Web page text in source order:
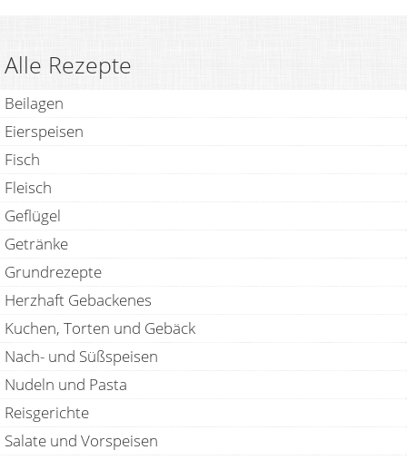
Alle Rezepte
Beilagen
Eierspeisen
Fisch
Fleisch
Geflügel
Getränke
Grundrezepte
Herzhaft Gebackenes
Kuchen, Torten und Gebäck
Nach- und Süßspeisen
Nudeln und Pasta
Reisgerichte
Salate und Vorspeisen